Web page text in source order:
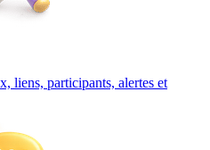
liens, participants, alertes et